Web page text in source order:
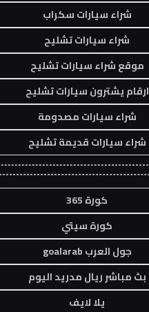
شراء سيارات سكراب
شراء سيارات تشليح
موقع شراء سيارات تشليح
ارقام يشترون سيارات تشليح
شراء سيارات مصدومة
شراء سيارات قديمة تشليح
كورة 365
كورة سيتي
جول العرب goalarab
بث مباشر ريال مدريد اليوم
يلا لايف